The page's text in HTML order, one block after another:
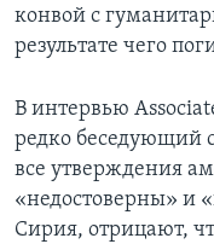
конвой с
результате чего
В интервью
редко беседующий
все утверждения
«недостоверны» и
Сирия, отрицают,